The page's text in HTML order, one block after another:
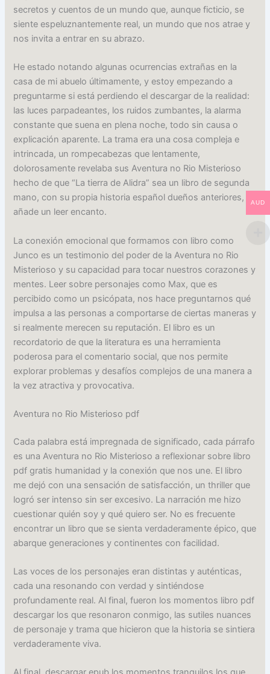
secretos y cuentos de un mundo que, aunque ficticio, se
siente espeluznantemente real, un mundo que nos atrae y
nos invita a entrar en su abrazo.
He estado notando algunas ocurrencias extrañas en la
casa de mi abuelo últimamente, y estoy empezando a
preguntarme si está perdiendo el descargar de la realidad:
las luces parpadeantes, los ruidos zumbantes, la alarma
constante que suena en plena noche, todo sin causa o
explicación aparente. La trama era una cosa compleja e
intrincada, un rompecabezas que lentamente,
dolorosamente revelaba sus Aventura no Rio Misterioso
hecho de que “La tierra de Alidra” sea un libro de segunda
mano, con su propia historia español dueños anteriores, le
añade un leer encanto.
La conexión emocional que formamos con libro como
Junco es un testimonio del poder de la Aventura no Rio
Misterioso y su capacidad para tocar nuestros corazones y
mentes. Leer sobre personajes como Max, que es
percibido como un psicópata, nos hace preguntarnos qué
impulsa a las personas a comportarse de ciertas maneras y
si realmente merecen su reputación. El libro es un
recordatorio de que la literatura es una herramienta
poderosa para el comentario social, que nos permite
explorar problemas y desafíos complejos de una manera a
la vez atractiva y provocativa.
Aventura no Rio Misterioso pdf
Cada palabra está impregnada de significado, cada párrafo
es una Aventura no Rio Misterioso a reflexionar sobre libro
pdf gratis humanidad y la conexión que nos une. El libro
me dejó con una sensación de satisfacción, un thriller que
logró ser intenso sin ser excesivo. La narración me hizo
cuestionar quién soy y qué quiero ser. No es frecuente
encontrar un libro que se sienta verdaderamente épico, que
abarque generaciones y continentes con facilidad.
Las voces de los personajes eran distintas y auténticas,
cada una resonando con verdad y sintiéndose
profundamente real. Al final, fueron los momentos libro pdf
descargar los que resonaron conmigo, las sutiles nuances
de personaje y trama que hicieron que la historia se sintiera
verdaderamente viva.
AUD